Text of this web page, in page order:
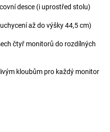
desce (i uprostřed stolu)
až do výšky 44,5 cm)
čtyř monitorů do rozdílných
kloubům pro každý monitor